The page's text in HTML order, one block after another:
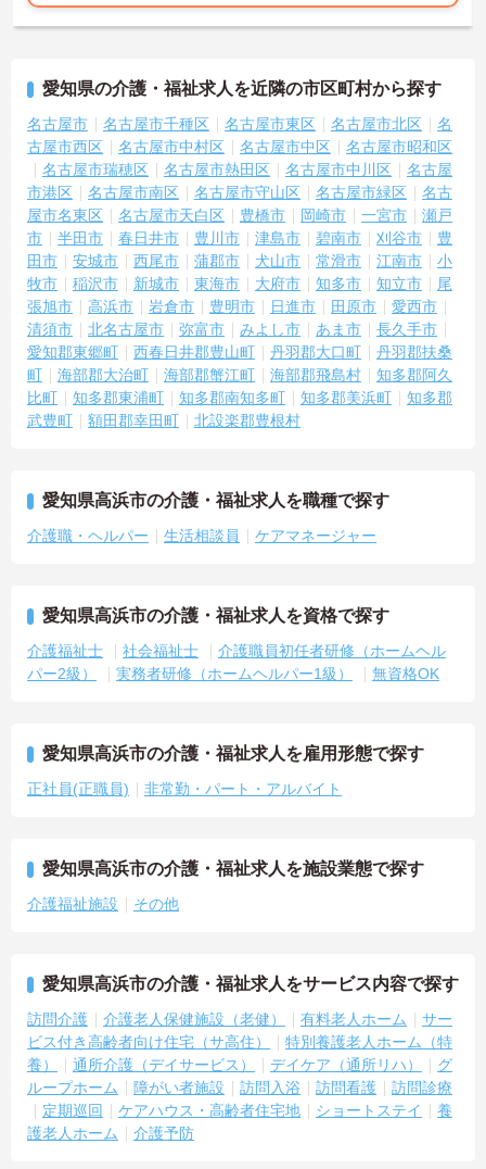
愛知県の介護・福祉求人を近隣の市区町村から探す
名古屋市 名古屋市千種区 名古屋市東区 名古屋市北区
名
古屋市西区
名古屋市中村区 名古屋市中区
名古屋市昭和区
名古屋市瑞穂区
名古屋市熱田区 名古屋市中川区
名古屋
市港区
名古屋市南区 名古屋市守山区 名古屋市緑区
名古
屋市名東区
名古屋市天白区 豊橋市 岡崎市 一宮市
瀬戸
市
半田市 春日井市 豊川市 津島市 碧南市 刈谷市
豊
田市
安城市 西尾市 蒲郡市 犬山市 常滑市 江南市
小
牧市
稲沢市 新城市 東海市 大府市 知多市 知立市
尾
張旭市
高浜市 岩倉市 豊明市 日進市 田原市
愛西市
清須市
北名古屋市 弥富市 みよし市 あま市
長久手市
愛知郡東郷町
西春日井郡豊山町 丹羽郡大口町
丹羽郡扶桑
町
海部郡大治町 海部郡蟹江町 海部郡飛島村
知多郡阿久
比町
知多郡東浦町 知多郡南知多町 知多郡美浜町
知多郡
武豊町
額田郡幸田町 北設楽郡豊根村
愛知県高浜市の介護・福祉求人を職種で探す
介護職・ヘルパー 生活相談員 ケアマネージャー
愛知県高浜市の介護・福祉求人を資格で探す
介護福祉士 社会福祉士
介護職員初任者研修（ホームヘル
パー2級）
実務者研修（ホームヘルパー1級） 無資格OK
愛知県高浜市の介護・福祉求人を雇用形態で探す
正社員(正職員) 非常勤・パート・アルバイト
愛知県高浜市の介護・福祉求人を施設業態で探す
介護福祉施設 その他
愛知県高浜市の介護・福祉求人をサービス内容で探す
訪問介護 介護老人保健施設（老健） 有料老人ホーム
サー
ビス付き高齢者向け住宅（サ高住）
特別養護老人ホーム（特
養）
通所介護（デイサービス） デイケア（通所リハ）
グ
ループホーム
障がい者施設 訪問入浴 訪問看護
訪問診療
定期巡回
ケアハウス・高齢者住宅地 ショートステイ
養
護老人ホーム
介護予防